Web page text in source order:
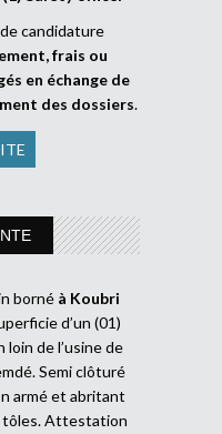
candidature
frais ou
en échange de
des dossiers.
borné à Koubri
d’un (01)
de l’usine de
Semi clôturé
armé et abritant
tôles. Attestation